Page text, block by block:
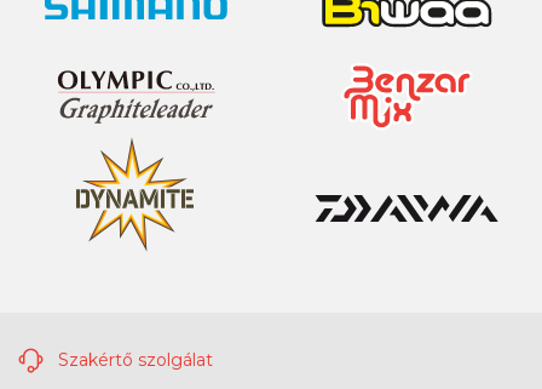
Szakértő szolgálat